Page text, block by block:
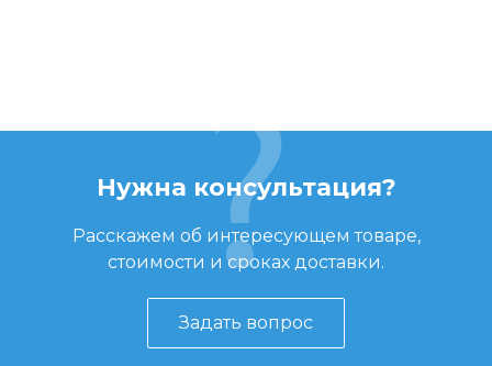
Нужна консультация?
Расскажем об интересующем товаре,
стоимости и сроках доставки.
Задать вопрос